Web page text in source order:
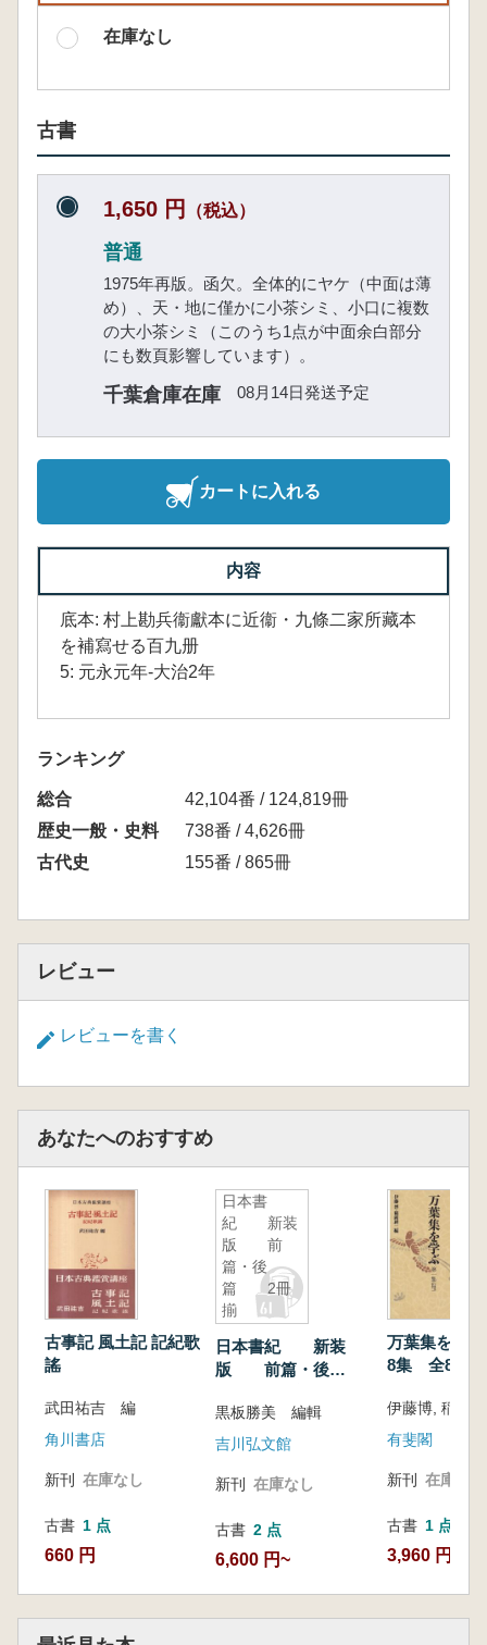
在庫なし
古書
1,650 円 （税込）
普通
1975年再版。函欠。全体的にヤケ（中面は薄
め）、天・地に僅かに小茶シミ、小口に複数
の大小茶シミ（このうち1点が中面余白部分
にも数頁影響しています）。
千葉倉庫在庫 08月14日発送予定
カートに入れる
内容
底本: 村上勘兵衞獻本に近衞・九條二家所藏本
を補寫せる百九册
5: 元永元年-大治2年
ランキング
総合
42,104番 / 124,819冊
歴史一般・史料
738番 / 4,626冊
古代史
155番 / 865冊
レビュー
レビューを書く
あなたへのおすすめ
古事記 風土記 記紀歌
謠
武田祐吉 編
角川書店
新刊 在庫なし
古書 1 点
660 円
日本書
紀 新装
版 前
篇・後
篇 2冊
揃
日本書紀 新装
版 前篇・後
黒板勝美 編輯
吉川弘文館
新刊 在庫なし
古書 2 点
6,600 円~
万葉集を学
8集 全8冊揃
伊藤博, 稲岡
有斐閣
新刊 在庫なし
古書 1 点
3,960 円